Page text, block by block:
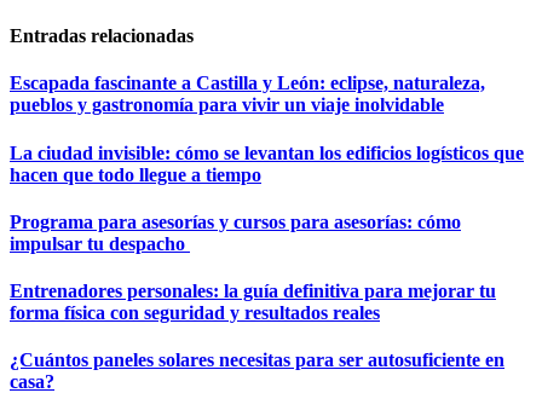
Entradas relacionadas
Escapada fascinante a Castilla y León: eclipse, naturaleza,
pueblos y gastronomía para vivir un viaje inolvidable
La ciudad invisible: cómo se levantan los edificios logísticos que
hacen que todo llegue a tiempo
Programa para asesorías y cursos para asesorías: cómo
impulsar tu despacho
Entrenadores personales: la guía definitiva para mejorar tu
forma física con seguridad y resultados reales
¿Cuántos paneles solares necesitas para ser autosuficiente en
casa?